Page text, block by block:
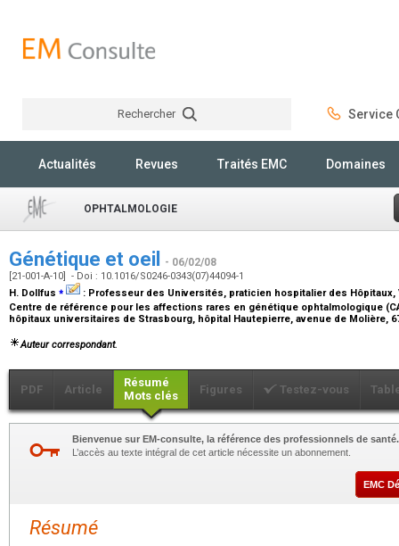
Rechercher Service
Actualités Revues Traités EMC Domaines
OPHTALMOLOGIE
Génétique et oeil - 06/02/08
[21-001-A-10] - Doi : 10.1016/S0246-0343(07)44094-1
H. Dollfus ⁎ : Professeur des Universités, praticien hospitalier des Hôpitaux,
Centre de référence pour les affections rares en génétique ophtalmologique
hôpitaux universitaires de Strasbourg, hôpital Hautepierre, avenue de Molière,
Auteur correspondant.
PDF Article
Résumé
Mots clés
Figures Testez-vous
Bienvenue sur EM-consulte, la référence des professionnels de santé.
L’accès au texte intégral de cet article nécessite un abonnement.
EMC
Résumé